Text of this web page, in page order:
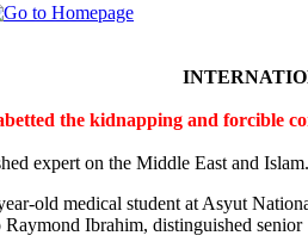
the kidnapping and forcible
expert on the Middle East and Islam.
old medical student at Asyut
Ibrahim, distinguished